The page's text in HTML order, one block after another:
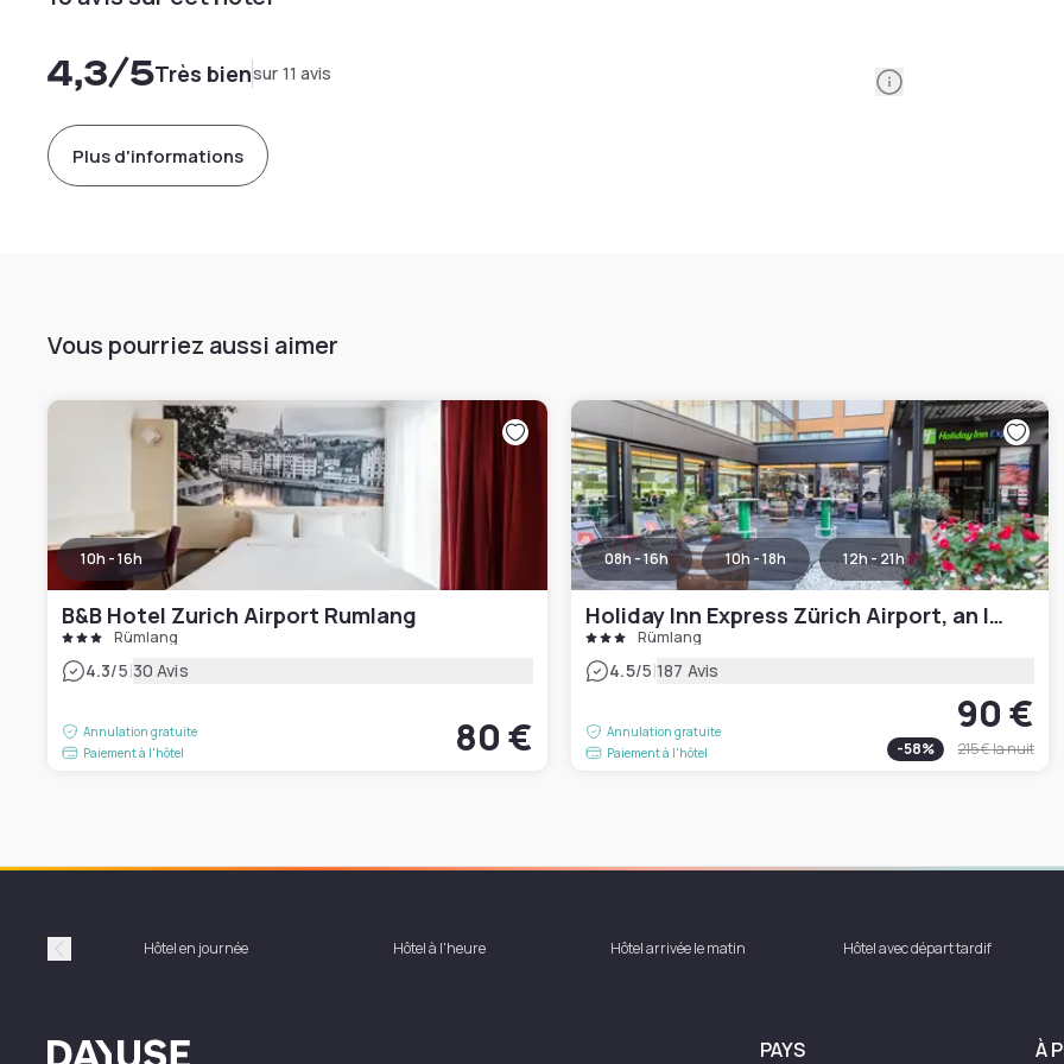
4,3/5Très biensur 11 avis Information
Plus d'informations
Vous pourriez aussi aimer
10h - 16h
B&B Hotel Zurich Airport Rumlang
Rümlang
4.3/5|30 Avis
Annulation gratuite
Paiement à l'hôtel
80 €
08h - 16h 10h - 18h 12h - 21h
Holiday Inn Express Zürich Airport, an IHG Hotel
Rümlang
4.5/5|187 Avis
Annulation gratuite
Paiement à l'hôtel
90 €
-58% 215 €la nuit
PrécédentHôtel en journée Hôtel à l'heure Hôtel arrivée le matin Hôtel avec départ tardif
Dayuse PAYS À